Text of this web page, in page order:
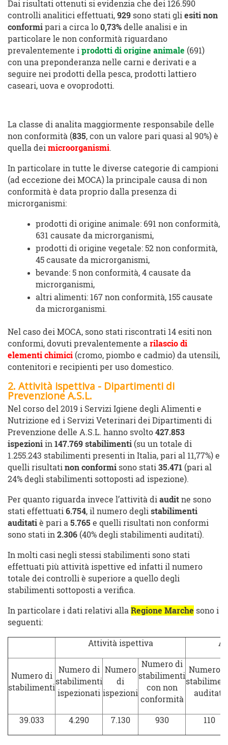
Dai risultati ottenuti si evidenzia che dei 126.590
controlli analitici effettuati, 929 sono stati gli esiti non
conformi pari a circa lo 0,73% delle analisi e in
particolare le non conformità riguardano
prevalentemente i prodotti di origine animale (691)
con una preponderanza nelle carni e derivati e a
seguire nei prodotti della pesca, prodotti lattiero
caseari, uova e ovoprodotti.
La classe di analita maggiormente responsabile delle
non conformità (835, con un valore pari quasi al 90%) è
quella dei microorganismi.
In particolare in tutte le diverse categorie di campioni
(ad eccezione dei MOCA) la principale causa di non
conformità è data proprio dalla presenza di
microrganismi:
prodotti di origine animale: 691 non conformità,
631 causate da microrganismi,
prodotti di origine vegetale: 52 non conformità,
45 causate da microrganismi,
bevande: 5 non conformità, 4 causate da
microrganismi,
altri alimenti: 167 non conformità, 155 causate
da microrganismi.
Nel caso dei MOCA, sono stati riscontrati 14 esiti non
conformi, dovuti prevalentemente a rilascio di
elementi chimici (cromo, piombo e cadmio) da utensili,
contenitori e recipienti per uso domestico.
2. Attività ispettiva - Dipartimenti di
Prevenzione A.S.L.
Nel corso del 2019 i Servizi Igiene degli Alimenti e
Nutrizione ed i Servizi Veterinari dei Dipartimenti di
Prevenzione delle A.S.L. hanno svolto 427.853
ispezioni in 147.769 stabilimenti (su un totale di
1.255.243 stabilimenti presenti in Italia, pari al 11,77%) e
quelli risultati non conformi sono stati 35.471 (pari al
24% degli stabilimenti sottoposti ad ispezione).
Per quanto riguarda invece l’attività di audit ne sono
stati effettuati 6.754, il numero degli stabilimenti
auditati è pari a 5.765 e quelli risultati non conformi
sono stati in 2.306 (40% degli stabilimenti auditati).
In molti casi negli stessi stabilimenti sono stati
effettuati più attività ispettive ed infatti il numero
totale dei controlli è superiore a quello degli
stabilimenti sottoposti a verifica.
In particolare i dati relativi alla Regione Marche sono i
seguenti:
Attività ispettiva
Numero di
stabilimenti
Numero di
stabilimenti
ispezionati
Numero
di
ispezioni
Numero di
stabilimenti
con non
conformità
Numero
auditati
39.033 4.290 7.130 930 110